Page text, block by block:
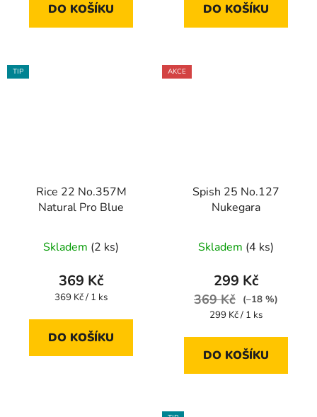
DO KOŠÍKU DO KOŠÍKU
TIP
Rice 22 No.357M
Natural Pro Blue
Skladem (2 ks)
369 Kč
Měrná
369 Kč / 1 ks
DO KOŠÍKU
AKCE
Spish 25 No.127
Nukegara
Skladem (4 ks)
299 Kč
369 Kč
(–18 %)
Měrná
299 Kč / 1 ks
DO KOŠÍKU